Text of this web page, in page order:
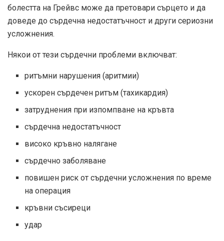
болестта на Грейвс може да претовари сърцето и да
доведе до сърдечна недостатъчност и други сериозни
усложнения.
Някои от тези сърдечни проблеми включват:
ритъмни нарушения (аритмии)
ускорен сърдечен ритъм (тахикардия)
затруднения при изпомпване на кръвта
сърдечна недостатъчност
високо кръвно налягане
сърдечно заболяване
повишен риск от сърдечни усложнения по време
на операция
кръвни съсиреци
удар